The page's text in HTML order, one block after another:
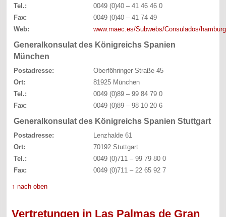
Tel.:
0049 (0)40 – 41 46 46 0
Fax:
0049 (0)40 – 41 74 49
Web:
www.maec.es/Subwebs/Consulados/
Generalkonsulat des Königreichs Spanien
München
Postadresse:
Oberföhringer Straße 45
Ort:
81925 München
Tel.:
0049 (0)89 – 99 84 79 0
Fax:
0049 (0)89 – 98 10 20 6
Generalkonsulat des Königreichs Spanien Stuttgart
Postadresse:
Lenzhalde 61
Ort:
70192 Stuttgart
Tel.:
0049 (0)711 – 99 79 80 0
Fax:
0049 (0)711 – 22 65 92 7
↑ nach oben
Vertretungen in Las Palmas de Gran